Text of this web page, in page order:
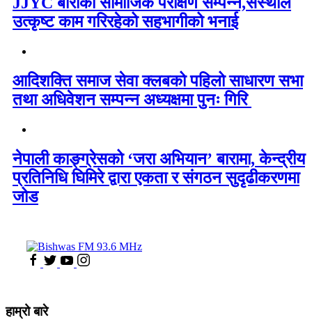
उत्कृष्ट काम गरिरहेको सहभागीको भनाई
आदिशक्ति समाज सेवा क्लबको पहिलो साधारण सभा
तथा अधिवेशन सम्पन्न अध्यक्षमा पुनः गिरि
नेपाली काङ्ग्रेसको ‘जरा अभियान’ बारामा, केन्द्रीय
प्रतिनिधि घिमिरे द्वारा एकता र संगठन सुदृढीकरणमा
जोड
हाम्रो बारे